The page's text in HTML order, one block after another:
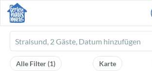
Ferienhausmiete
logo
Karte
Alle Filter(1)